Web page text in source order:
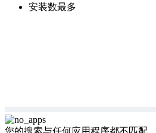
安装数最多
您的搜索与任何应用程序都不匹配。